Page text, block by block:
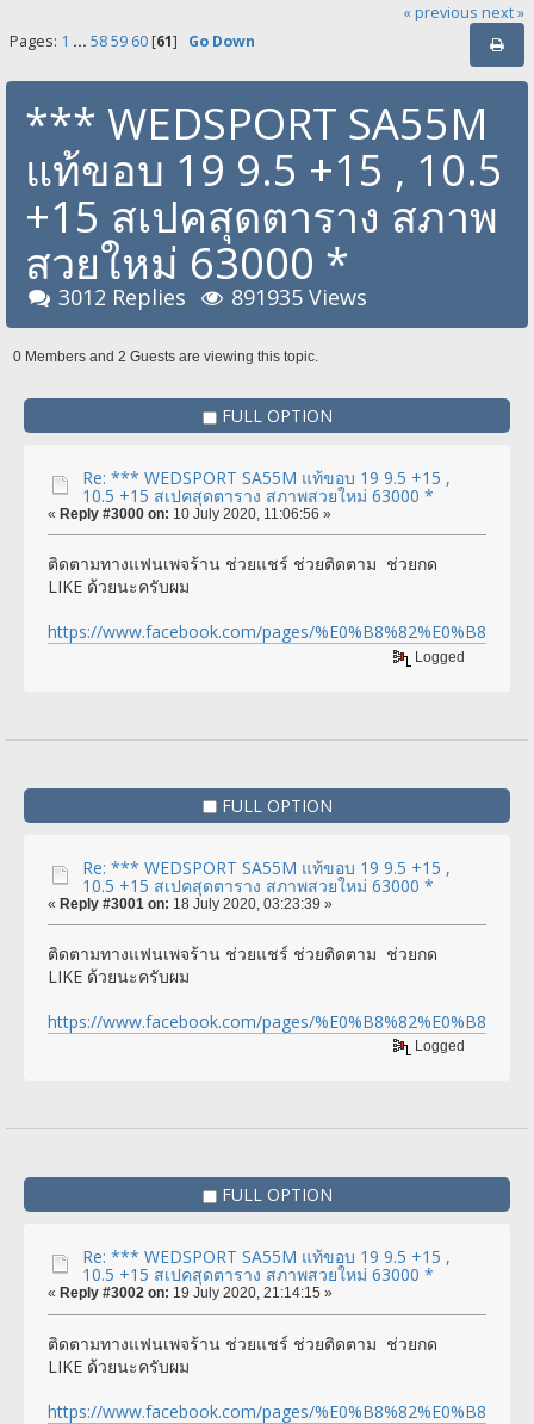
« previous next »
Pages: 1 ... 58 59 60[61] Go Down
*** WEDSPORT SA55M
แท้ขอบ 19 9.5 +15 , 10.5
+15 สเปคสุดตาราง สภาพ
สวยใหม่ 63000 *
3012 Replies 891935 Views
0 Members and 2 Guests are viewing this topic.
FULL OPTION
Re: *** WEDSPORT SA55M แท้ขอบ 19 9.5 +15 ,
10.5 +15 สเปคสุดตาราง สภาพสวยใหม่ 63000 *
« Reply #3000 on: 10 July 2020, 11:06:56 »
ติดตามทางแฟนเพจร้าน ช่วยแชร์ ช่วยติดตาม ช่วยกด
LIKE ด้วยนะครับผม
https://www.facebook.com/pages/
Logged
FULL OPTION
Re: *** WEDSPORT SA55M แท้ขอบ 19 9.5 +15 ,
10.5 +15 สเปคสุดตาราง สภาพสวยใหม่ 63000 *
« Reply #3001 on: 18 July 2020, 03:23:39 »
ติดตามทางแฟนเพจร้าน ช่วยแชร์ ช่วยติดตาม ช่วยกด
LIKE ด้วยนะครับผม
https://www.facebook.com/pages/
Logged
FULL OPTION
Re: *** WEDSPORT SA55M แท้ขอบ 19 9.5 +15 ,
10.5 +15 สเปคสุดตาราง สภาพสวยใหม่ 63000 *
« Reply #3002 on: 19 July 2020, 21:14:15 »
ติดตามทางแฟนเพจร้าน ช่วยแชร์ ช่วยติดตาม ช่วยกด
LIKE ด้วยนะครับผม
https://www.facebook.com/pages/